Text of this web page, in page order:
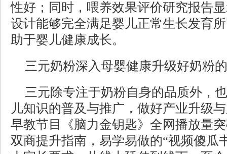
性好；同时，喂养效果评价研究报告
设计能够完全满足婴儿正常生长发育
助于婴儿健康成长。
三元奶粉深入母婴健康升级好奶粉
三元除专注于奶粉自身的品质外，
儿知识的普及与推广，做好产业升级
早教节目《脑力金钥匙》全网播放量
双商提升指南，易学易做的“视频傻瓜